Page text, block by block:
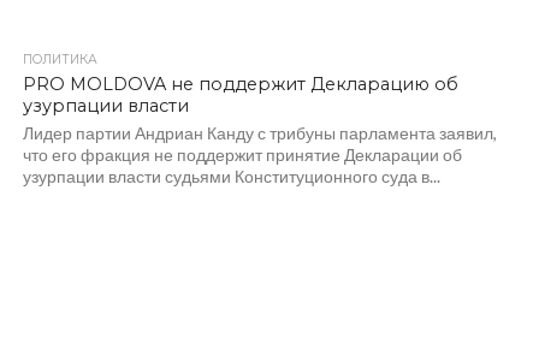
ПОЛИТИКА
PRO MOLDOVA не поддержит Декларацию об
узурпации власти
Лидер партии Андриан Канду с трибуны парламента заявил,
что его фракция не поддержит принятие Декларации об
узурпации власти судьями Конституционного суда в...